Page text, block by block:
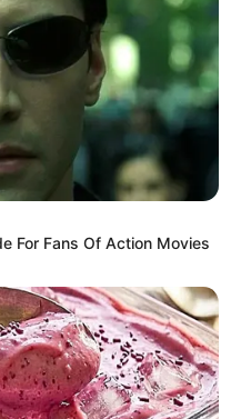
For Fans Of Action Movies